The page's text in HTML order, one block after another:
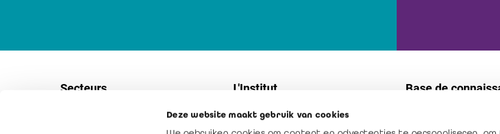
Deze website maakt gebruik van cookies
Secteurs L'Institut
Contact
Base de